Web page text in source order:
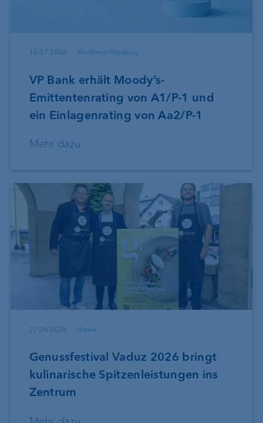
16.07.2026 Medienmitteilung
VP Bank erhält Moody’s-
Emittentenrating von A1/P-1 und
ein Einlagenrating von Aa2/P-1
Mehr dazu
22.06.2026 News
Genussfestival Vaduz 2026 bringt
kulinarische Spitzenleistungen ins
Zentrum